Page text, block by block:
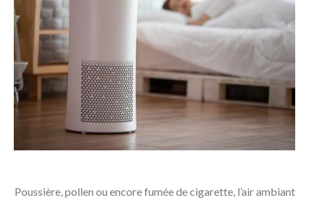
Poussière, pollen ou encore fumée de cigarette, l’air ambiant